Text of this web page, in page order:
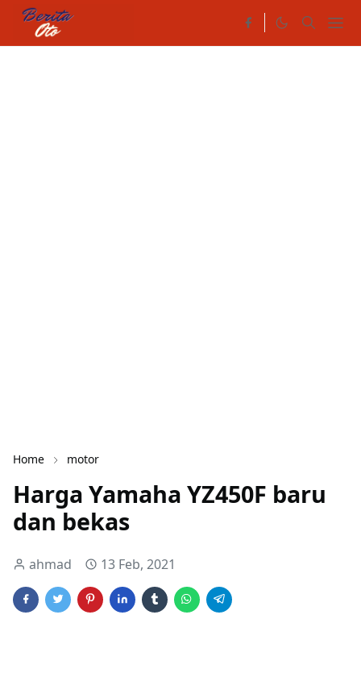
Home motor
Harga Yamaha YZ450F baru
dan bekas
ahmad 13 Feb, 2021